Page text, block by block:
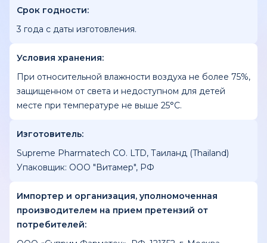
Срок годности:
3 года с даты изготовления.
Условия хранения:
При относительной влажности воздуха не более 75%,
защищенном от света и недоступном для детей
месте при температуре не выше 25°С.
Изготовитель:
Supreme Pharmatech CO. LTD, Таиланд (Thailand)
Упаковщик: ООО "Витамер", РФ
Импортер и организация, уполномоченная
производителем на прием претензий от
потребителей: